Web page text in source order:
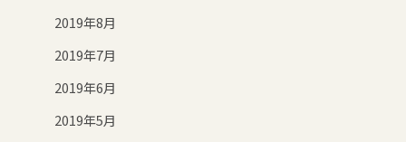
2019年8月
2019年7月
2019年6月
2019年5月